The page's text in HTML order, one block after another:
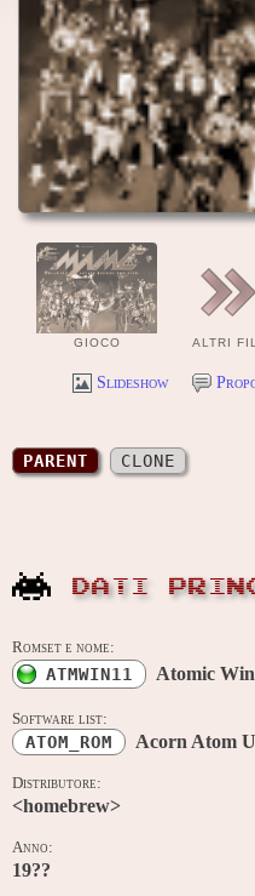
GIOCO ALTRI
Slideshow
PARENT CLONE
DATI
Romset e nome:
ATMWIN11 Atomic
Software list:
ATOM_ROM Acorn Atom
Distributore:
<homebrew>
Anno:
19??